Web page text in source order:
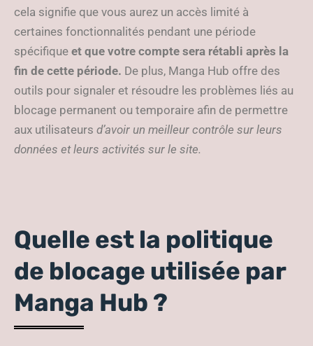
cela signifie que vous aurez un accès limité à
certaines fonctionnalités pendant une période
spécifique et que votre compte sera rétabli après la
fin de cette période. De plus, Manga Hub offre des
outils pour signaler et résoudre les problèmes liés au
blocage permanent ou temporaire afin de permettre
aux utilisateurs d’avoir un meilleur contrôle sur leurs
données et leurs activités sur le site.
Quelle est la politique
de blocage utilisée par
Manga Hub ?